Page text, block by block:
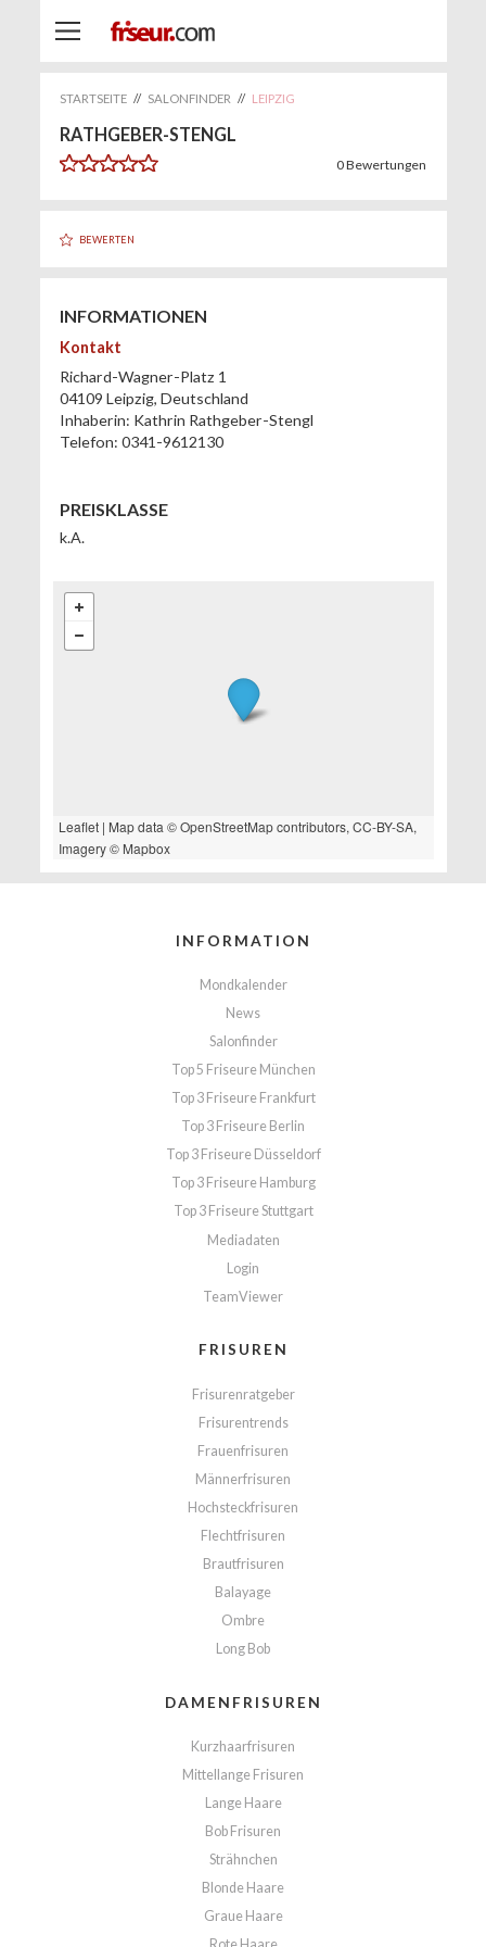
STARTSEITE // SALONFINDER // LEIPZIG
RATHGEBER-STENGL
0Bewertungen
BEWERTEN
INFORMATIONEN
Kontakt
Richard-Wagner-Platz 1
04109 Leipzig, Deutschland
Inhaberin: Kathrin Rathgeber-Stengl
Telefon: 0341-9612130
PREISKLASSE
k.A.
Leaflet| Map data ©OpenStreetMapcontributors, CC-BY-SA,
Imagery © Mapbox
INFORMATION
Mondkalender
News
Salonfinder
Top 5 Friseure München
Top 3 Friseure Frankfurt
Top 3 Friseure Berlin
Top 3 Friseure Düsseldorf
Top 3 Friseure Hamburg
Top 3 Friseure Stuttgart
Mediadaten
Login
TeamViewer
FRISUREN
Frisurenratgeber
Frisurentrends
Frauenfrisuren
Männerfrisuren
Hochsteckfrisuren
Flechtfrisuren
Brautfrisuren
Balayage
Ombre
Long Bob
DAMENFRISUREN
Kurzhaarfrisuren
Mittellange Frisuren
Lange Haare
Bob Frisuren
Strähnchen
Blonde Haare
Graue Haare